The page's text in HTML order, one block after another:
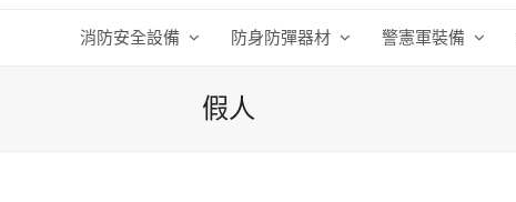
消防安全設備 防身防彈器材 警憲軍裝備
假人